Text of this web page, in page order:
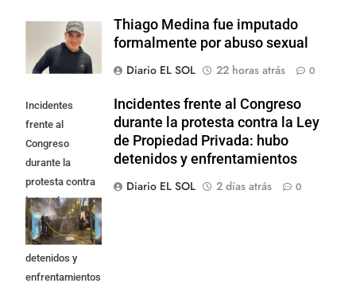
Thiago Medina fue imputado
formalmente por abuso sexual
Diario EL SOL
22 horas atrás 0
Incidentes
frente al
Congreso
durante la
protesta contra
la Ley de
Propiedad
Privada: hubo
detenidos y
enfrentamientos
Incidentes frente al Congreso
durante la protesta contra la Ley
de Propiedad Privada: hubo
detenidos y enfrentamientos
Diario EL SOL
2 días atrás 0